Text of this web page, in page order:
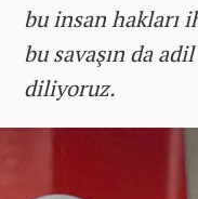
bu insan hakları
bu savaşın da
diliyoruz.